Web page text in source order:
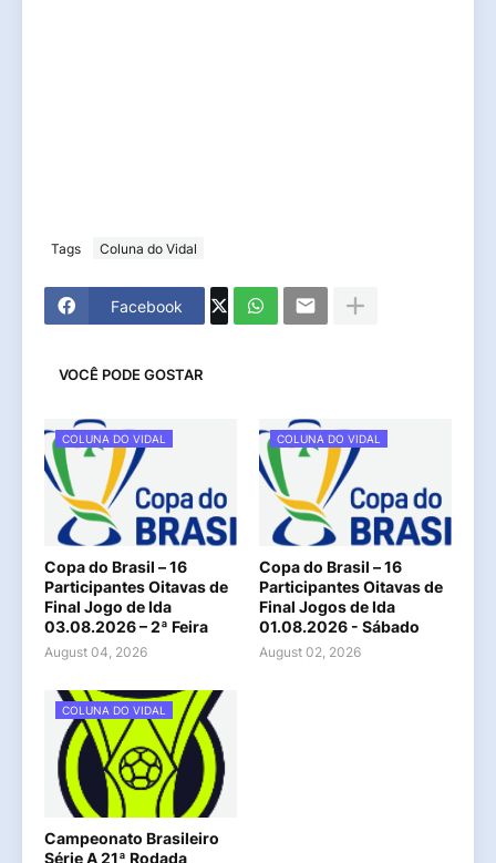
Tags Coluna do Vidal
Facebook
VOCÊ PODE GOSTAR
COLUNA DO VIDAL
Copa do Brasil – 16
Participantes Oitavas de
Final Jogo de Ida
03.08.2026 – 2ª Feira
August 04, 2026
COLUNA DO VIDAL
Copa do Brasil – 16
Participantes Oitavas de
Final Jogos de Ida
01.08.2026 - Sábado
August 02, 2026
COLUNA DO VIDAL
Campeonato Brasileiro
Série A 21ª Rodada